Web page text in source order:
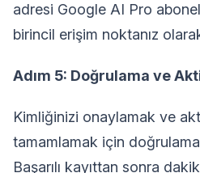
adresi Google AI Pro
birincil erişim noktanız
Adım 5: Doğrulama ve
Kimliğinizi onaylamak ve
tamamlamak için
Başarılı kayıttan sonra